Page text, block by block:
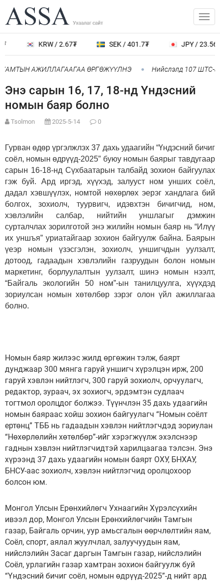
KRW / 2.67₮ SEK / 401.7₮ JPY / 23.56₮
АЖИЛЛАГААГАА ӨРГӨЖҮҮЛНЭ Нийслэлд 107 ШТС-
Энэ сарын 16, 17, 18-нд Үндэсний
номын баяр болно
Tsolmon 2025-5-14 0
Гурван өдөр үргэлжлэх 37 дахь удаагийн “Үндэсний бичиг
соёл, номын өдрүүд-2025” буюу номын баярыг тавдугаар
сарын 16-18-нд Сүхбаатарын талбайд зохион байгуулах
гэж буй. Ард иргэд, хүүхэд, залууст ном унших соёл,
дадал хэвшүүлэх, номтой нөхөрлөх эерэг хандлага бий
болгох, зохиолч, туурвигч, идэвхтэн бичигчид, ном,
хэвлэлийн салбар, нийтийн уншлагыг дэмжин
сурталчлах зорилготой энэ жилийн номын баяр нь “Илүү
их уншъя” уриатайгаар зохион байгуулж байна. Баярын
үеэр номын үзэсгэлэн, зохиолч, уншигчдын уулзалт,
дотоод, гадаадын хэвлэлийн газруудын болон номын
маркетинг, борлуулалтын уулзалт, шинэ номын нээлт,
“Байгаль экологийн 50 ном”-ын танилцуулга, хүүхдэд
зориулсан номын хөтөлбөр зэрэг олон үйл ажиллагаа
болно.
Номын баяр жилээс жилд өргөжин тэлж, баярт
дунджаар 300 мянга гаруй уншигч хүрэлцэн ирж, 200
гаруй хэвлэн нийтлэгч, 300 гаруй зохиолч, орчуулагч,
редактор, зураач, эх зохиогч, эрдэмтэн судлаач
тогтмол оролцдог болжээ. Түүнчлэн 35 дахь удаагийн
номын баяраас хойш зохион байгуулагч “Номын соёлт
ертөнц” ТББ нь гадаадын хэвлэн нийтлэгчдэд зориулан
“Нөхөрлөлийн хөтөлбөр”-ийг хэрэгжүүлж эхэлснээр
гаднын хэвлэн нийтлэгчидтэй харилцаагаа тэлсэн. Энэ
хүрээнд 37 дахь удаагийн номын баярт ОХУ, БНХАУ,
БНСУ-аас зохиолч, хэвлэн нийтлэгчид оролцохоор
болсон юм.
Монгол Улсын Ерөнхийлөгч Ухнаагийн Хүрэлсүхийн
ивээл дор, Монгол Улсын Ерөнхийлөгчийн Тамгын
газар, Байгаль орчин, уур амьсгалын өөрчлөлтийн яам,
Соёл, спорт, аялал жуулчлал, залуучуудын яам,
нийслэлийн Засаг даргын Тамгын газар, нийслэлийн
Соёл, урлагийн газар хамтран зохион байгуулж буй
“Үндэсний бичиг соёл, номын өдрүүд-2025”-д нийт ард